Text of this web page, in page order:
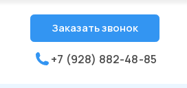
Заказать звонок
+7 (928) 882-48-85